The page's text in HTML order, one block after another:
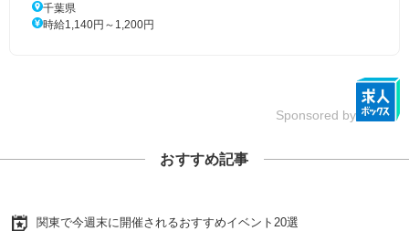
千葉県
時給1,140円～1,200円
Sponsored by
おすすめ記事
関東で今週末に開催されるおすすめイベント20選